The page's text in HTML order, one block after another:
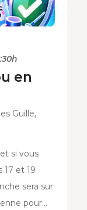
en
Guille,
si vous
17 et 19
sera sur
pour…